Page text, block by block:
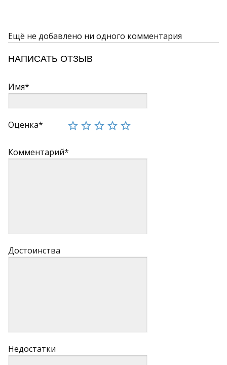
Ещё не добавлено ни одного комментария
НАПИСАТЬ ОТЗЫВ
Имя*
Оценка*
Комментарий*
Достоинства
Недостатки